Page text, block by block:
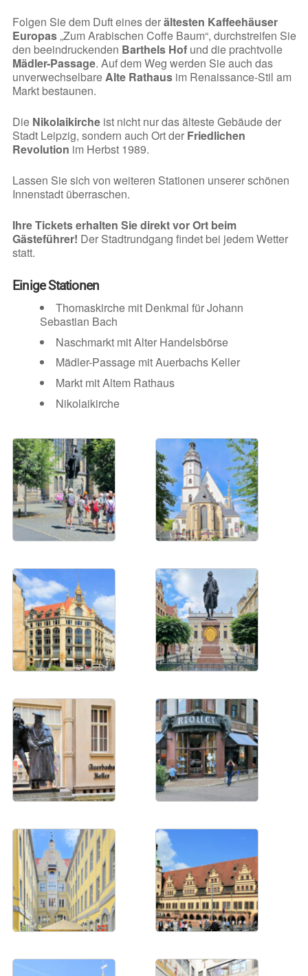
Folgen Sie dem Duft eines derältesten Kaffeehäuser
Europas„Zum Arabischen Coffe Baum“, durchstreifen Sie
den beeindruckenden Barthels Hofund die prachtvolle
Mädler-Passage. Auf dem Weg werden Sie auch das
unverwechselbareAlte Rathausim Renaissance-Stil am
Markt bestaunen.
Die Nikolaikircheist nicht nur das älteste Gebäude der
Stadt Leipzig, sondern auch Ort der Friedlichen
Revolution im Herbst 1989.
Lassen Sie sich von weiteren Stationen unserer schönen
Innenstadt überraschen.
Ihre Tickets erhalten Sie direkt vor Ort beim
Gästeführer! Der Stadtrundgang findet bei jedem Wetter
statt.
Einige Stationen
Thomaskirche mit Denkmal für Johann
Sebastian Bach
Naschmarkt mit Alter Handelsbörse
Mädler-Passage mit Auerbachs Keller
Markt mit Altem Rathaus
Nikolaikirche